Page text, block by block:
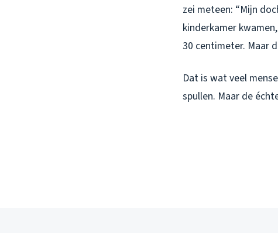
zei meteen: “Mijn
kinderkamer
30 centimeter. Maar
Dat is wat veel
spullen. Maar de